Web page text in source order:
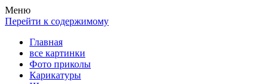
Весела хата — прикольные картинки, смешные истории, клипы!
Покажем всем ваши фото приколы, карикатуры, шаржи, стихи,
Меню
Перейти к содержимому
Главная
все картинки
Фото приколы
Карикатуры